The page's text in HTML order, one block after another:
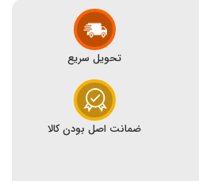
تحویل سریع
ضمانت اصل بودن کالا